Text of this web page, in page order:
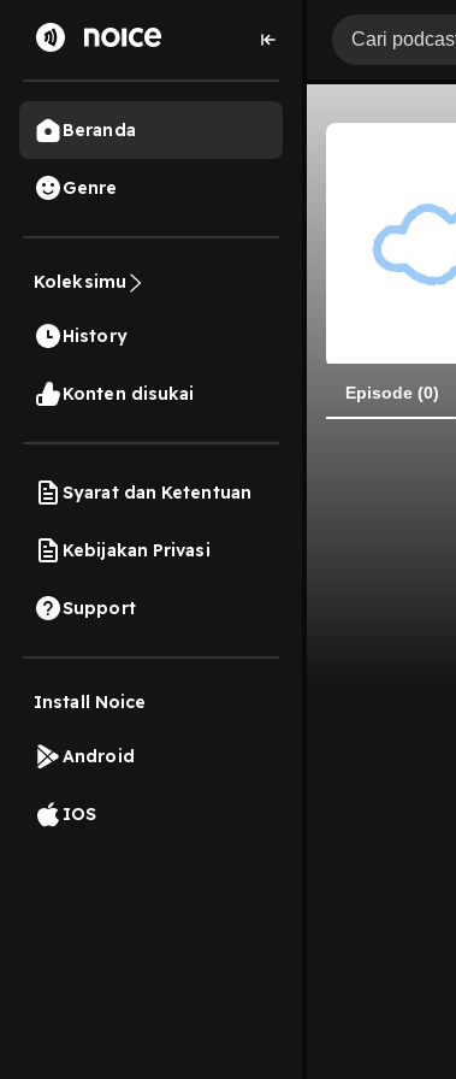
Beranda
Genre
Koleksimu
History
Konten disukai
Syarat dan Ketentuan
Kebijakan Privasi
Support
Install Noice
Android
IOS
Episode (0)